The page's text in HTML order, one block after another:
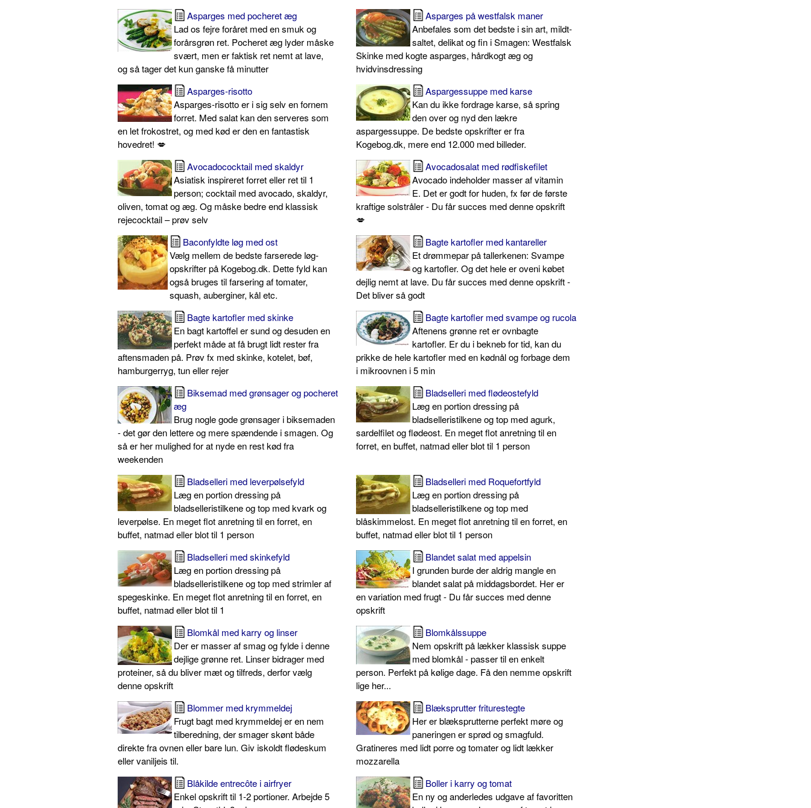
Asparges med pocheret æg
Lad os fejre foråret med en smuk og
forårsgrøn ret. Pocheret æg lyder måske
svært, men er faktisk ret nemt at lave,
og så tager det kun ganske få minutter
Asparges på westfalsk maner
Anbefales som det bedste i sin art, mildt-
saltet, delikat og fin i Smagen: Westfalsk
Skinke med kogte asparges, hårdkogt æg og
hvidvinsdressing
Asparges-risotto
Asparges-risotto er i sig selv en fornem
forret. Med salat kan den serveres som
en let frokostret, og med kød er den en fantastisk
hovedret! 💋
Aspargessuppe med karse
Kan du ikke fordrage karse, så spring
den over og nyd den lækre
aspargessuppe. De bedste opskrifter er fra
Kogebog.dk, mere end 12.000 med billeder.
Avocadococktail med skaldyr
Asiatisk inspireret forret eller ret til 1
person; cocktail med avocado, skaldyr,
oliven, tomat og æg. Og måske bedre end klassisk
rejecocktail – prøv selv
Avocadosalat med rødfiskefilet
Avocado indeholder masser af vitamin
E. Det er godt for huden, fx før de første
kraftige solstråler - Du får succes med denne opskrift
💋
Baconfyldte løg med ost
Vælg mellem de bedste farserede løg-
opskrifter på Kogebog.dk. Dette fyld kan
også bruges til farsering af tomater,
squash, auberginer, kål etc.
Bagte kartofler med kantareller
Et drømmepar på tallerkenen: Svampe
og kartofler. Og det hele er oveni købet
dejlig nemt at lave. Du får succes med denne opskrift -
Det bliver så godt
Bagte kartofler med skinke
En bagt kartoffel er sund og desuden en
perfekt måde at få brugt lidt rester fra
aftensmaden på. Prøv fx med skinke, kotelet, bøf,
hamburgerryg, tun eller rejer
Bagte kartofler med svampe og rucola
Aftenens grønne ret er ovnbagte
kartofler. Er du i bekneb for tid, kan du
prikke de hele kartofler med en kødnål og forbage dem
i mikroovnen i 5 min
Biksemad med grønsager og pocheret
æg
Brug nogle gode grønsager i biksemaden
- det gør den lettere og mere spændende i smagen. Og
så er her mulighed for at nyde en rest kød fra
weekenden
Bladselleri med flødeostefyld
Læg en portion dressing på
bladselleristilkene og top med agurk,
sardelfilet og flødeost. En meget flot anretning til en
forret, en buffet, natmad eller blot til 1 person
Bladselleri med leverpølsefyld
Læg en portion dressing på
bladselleristilkene og top med kvark og
leverpølse. En meget flot anretning til en forret, en
buffet, natmad eller blot til 1 person
Bladselleri med Roquefortfyld
Læg en portion dressing på
bladselleristilkene og top med
blåskimmelost. En meget flot anretning til en forret, en
buffet, natmad eller blot til 1 person
Bladselleri med skinkefyld
Læg en portion dressing på
bladselleristilkene og top med strimler af
spegeskinke. En meget flot anretning til en forret, en
buffet, natmad eller blot til 1
Blandet salat med appelsin
I grunden burde der aldrig mangle en
blandet salat på middagsbordet. Her er
en variation med frugt - Du får succes med denne
opskrift
Blomkål med karry og linser
Der er masser af smag og fylde i denne
dejlige grønne ret. Linser bidrager med
proteiner, så du bliver mæt og tilfreds, derfor vælg
denne opskrift
Blomkålssuppe
Nem opskrift på lækker klassisk suppe
med blomkål - passer til en enkelt
person. Perfekt på kølige dage. Få den nemme opskrift
lige her...
Blommer med krymmeldej
Frugt bagt med krymmeldej er en nem
tilberedning, der smager skønt både
direkte fra ovnen eller bare lun. Giv iskoldt flødeskum
eller vaniljeis til.
Blæksprutter friturestegte
Her er blæksprutterne perfekt møre og
paneringen er sprød og smagfuld.
Gratineres med lidt porre og tomater og lidt lækker
mozzarella
Blåkilde entrecôte i airfryer
Enkel opskrift til 1-2 portioner. Arbejde 5
Boller i karry og tomat
En ny og anderledes udgave af favoritten